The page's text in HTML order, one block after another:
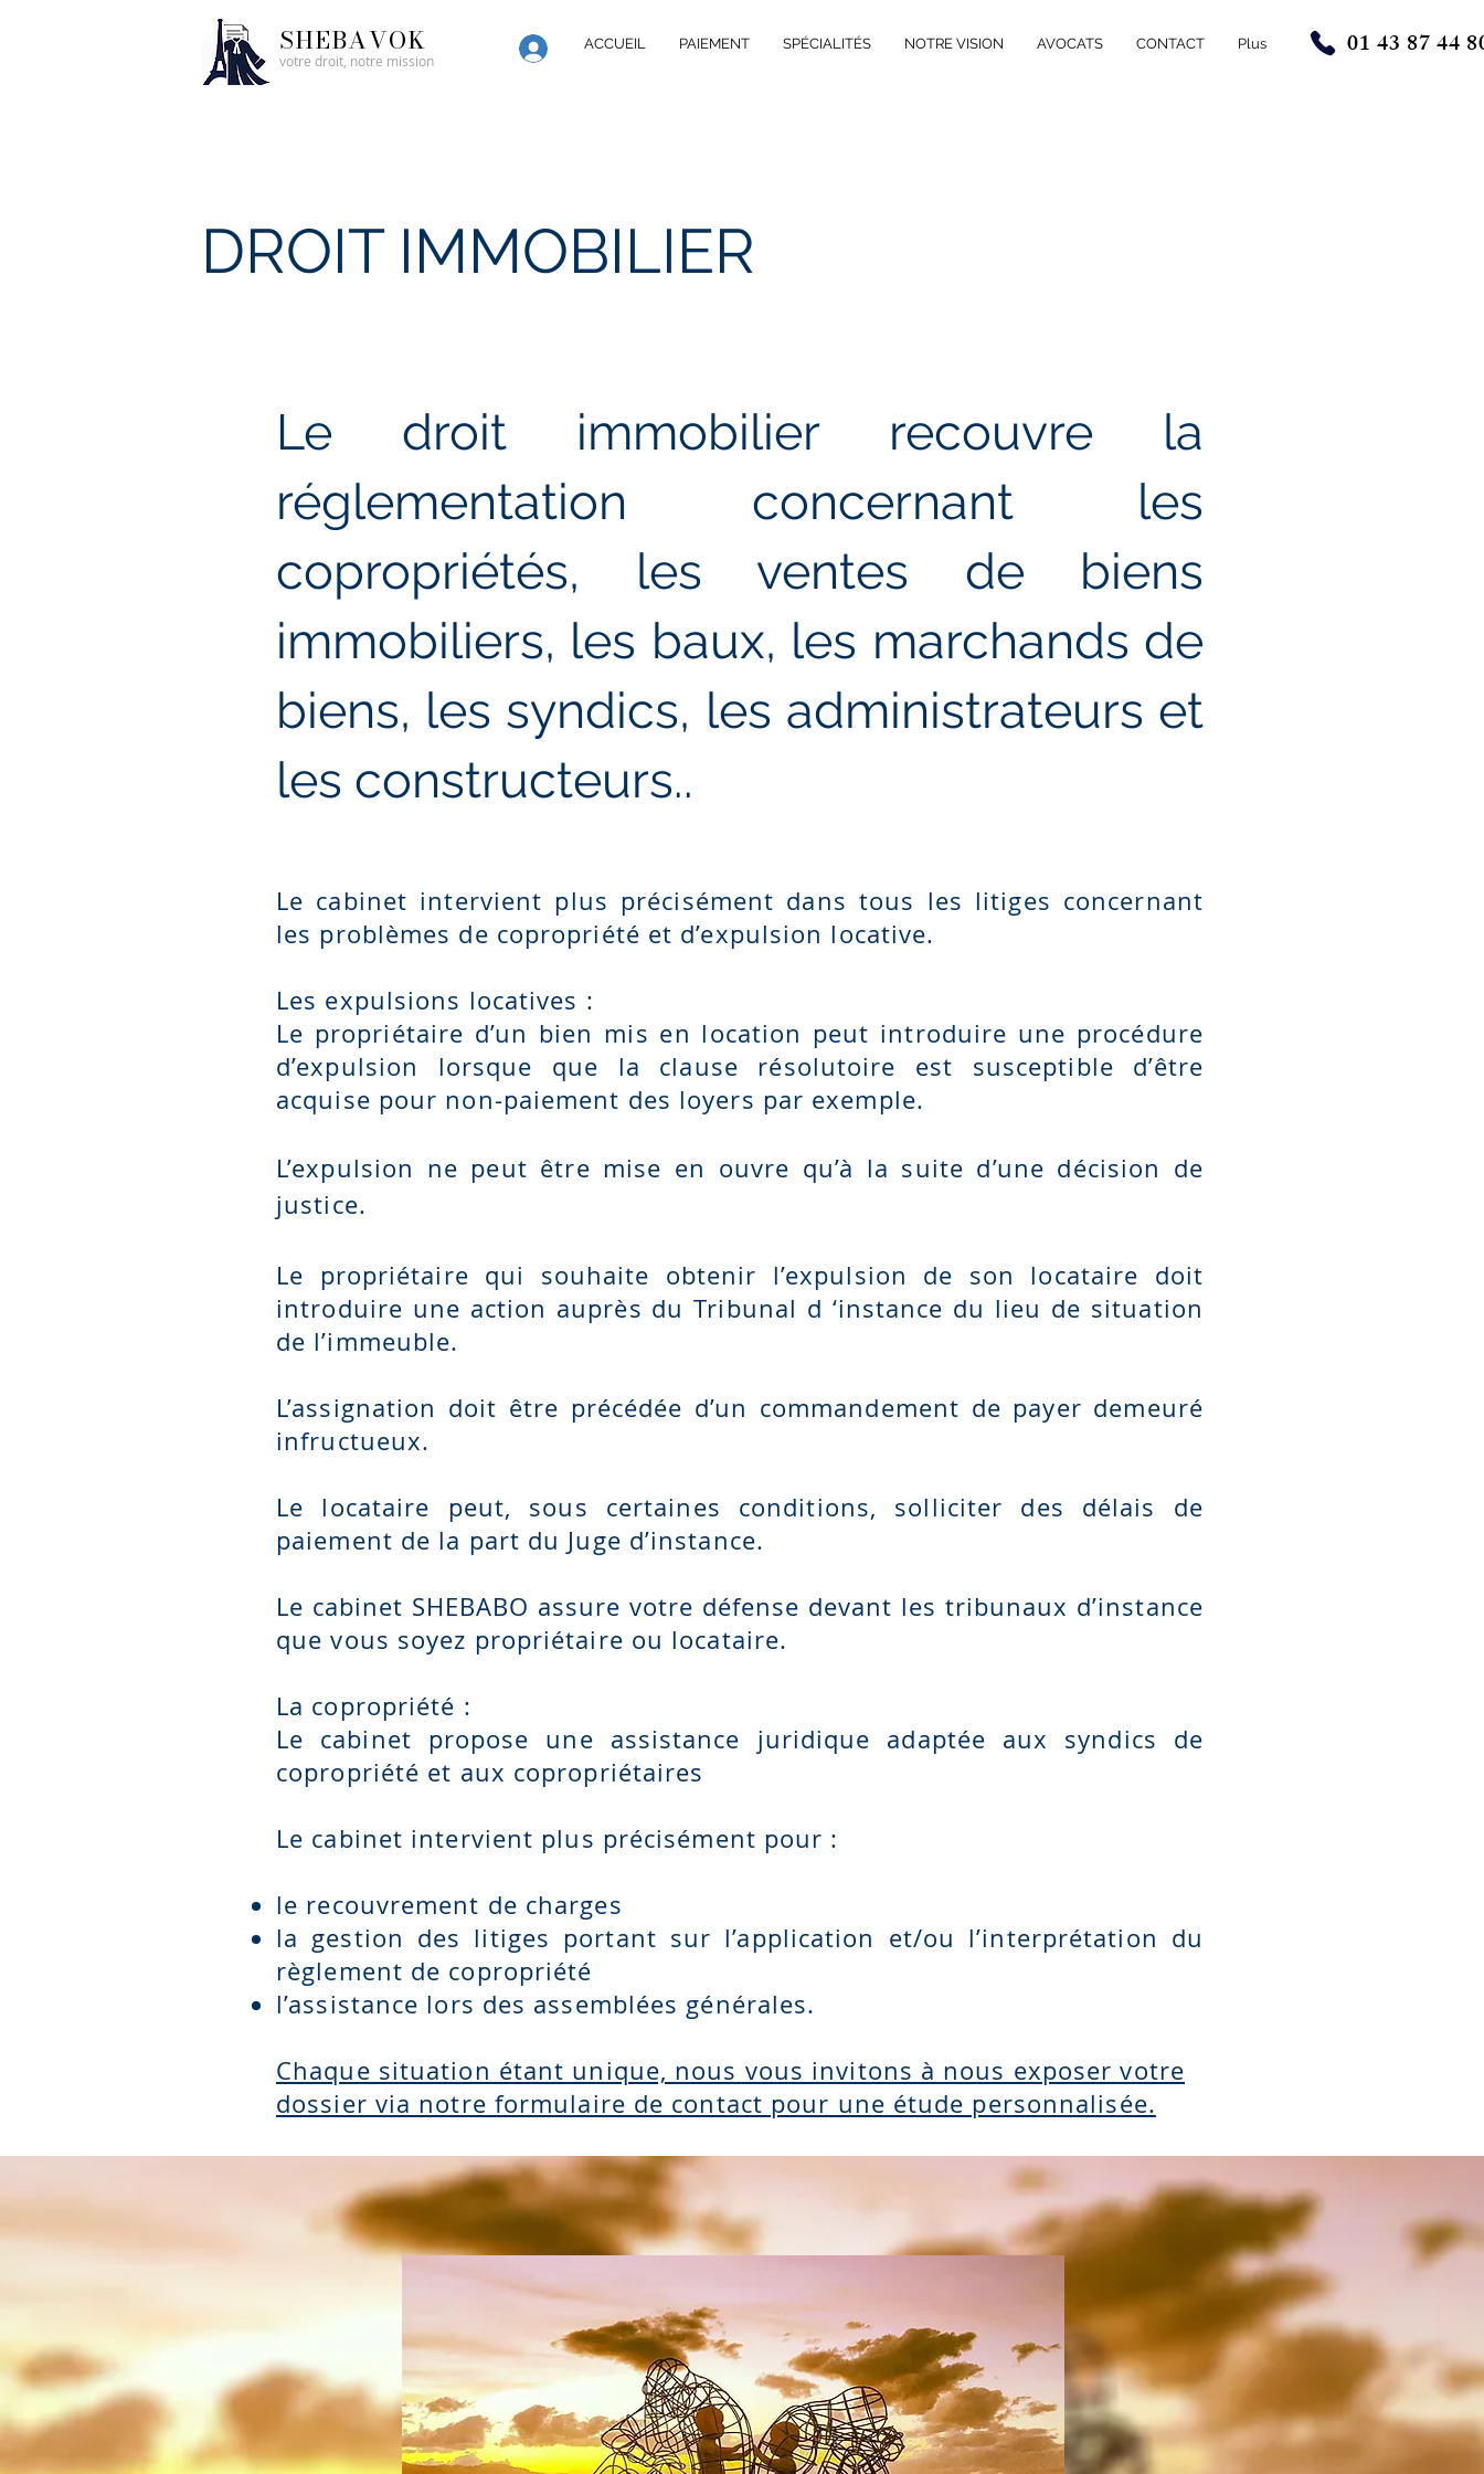
SHEBAVOK
votre droit, notre mission
ACCUEIL PAIEMENT SPÉCIALITÉS NOTRE VISION AVOCATS CONTACT Plus 01 43 87 44
DROIT IMMOBILIER
Le droit immobilier recouvre la
réglementation concernant les
copropriétés, les ventes de biens
immobiliers, les baux, les marchands de
biens, les syndics, les administrateurs et
les constructeurs..
Le cabinet intervient plus précisément dans tous les litiges concernant
les problèmes de copropriété et d’expulsion locative.
Les expulsions locatives :
Le propriétaire d’un bien mis en location peut introduire une procédure
d’expulsion lorsque que la clause résolutoire est susceptible d’être
acquise pour non-paiement des loyers par exemple.
L’expulsion ne peut être mise en ouvre qu’à la suite d’une décision de
justice.
Le propriétaire qui souhaite obtenir l’expulsion de son locataire doit
introduire une action auprès du Tribunal d ‘instance du lieu de situation
de l’immeuble.
L’assignation doit être précédée d’un commandement de payer demeuré
infructueux.
Le locataire peut, sous certaines conditions, solliciter des délais de
paiement de la part du Juge d’instance.
Le cabinet SHEBABO assure votre défense devant les tribunaux d’instance
que vous soyez propriétaire ou locataire.
La copropriété :
Le cabinet propose une assistance juridique adaptée aux syndics de
copropriété et aux copropriétaires
Le cabinet intervient plus précisément pour :
le recouvrement de charges
la gestion des litiges portant sur l’application et/ou l’interprétation du
règlement de copropriété
l’assistance lors des assemblées générales.
Chaque situation étant unique, nous vous invitons à nous exposer votre
dossier via notre formulaire de contact pour une étude personnalisée.